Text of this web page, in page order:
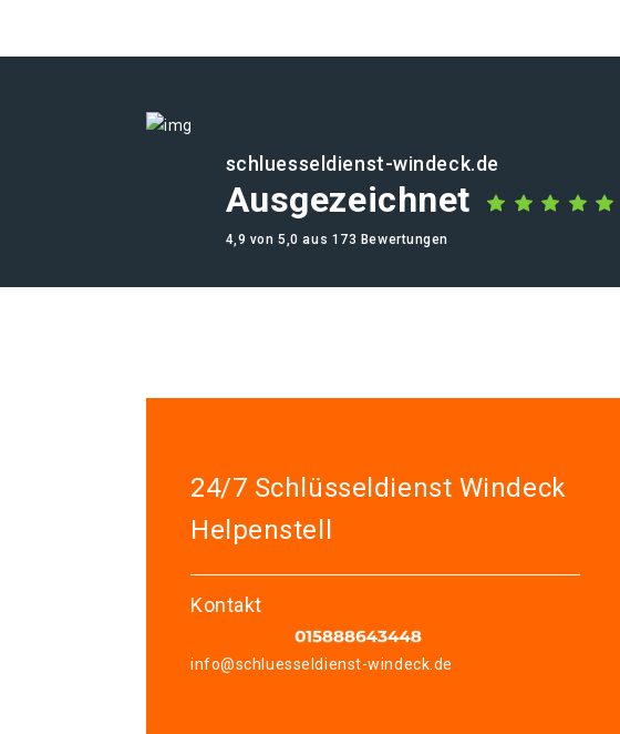
schluesseldienst-windeck.de
Ausgezeichnet
4,9 von 5,0 aus 173 Bewertungen
24/7 Schlüsseldienst Windeck
Helpenstell
Kontakt
info@schluesseldienst-windeck.de